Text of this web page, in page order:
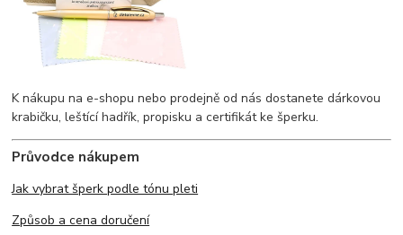
K nákupu na e-shopu nebo prodejně od nás dostanete dárkovou
krabičku, leštící hadřík, propisku a certifikát ke šperku.
Průvodce nákupem
Jak vybrat šperk podle tónu pleti
Způsob a cena doručení